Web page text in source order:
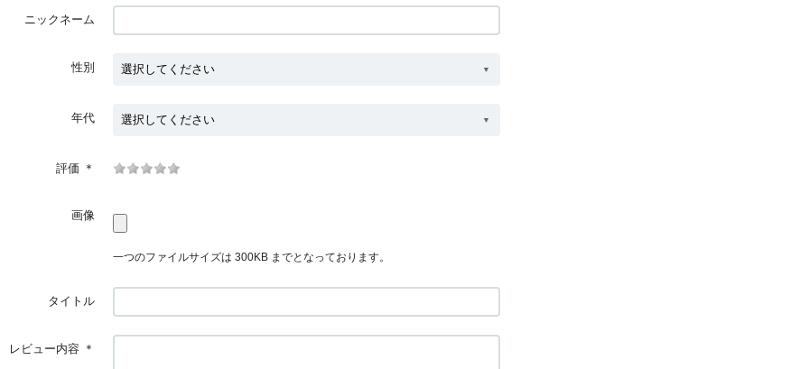
ニックネーム
性別
年代
評価 ＊
画像
一つのファイルサイズは 300KB までとなっております。
タイトル
レビュー内容 ＊